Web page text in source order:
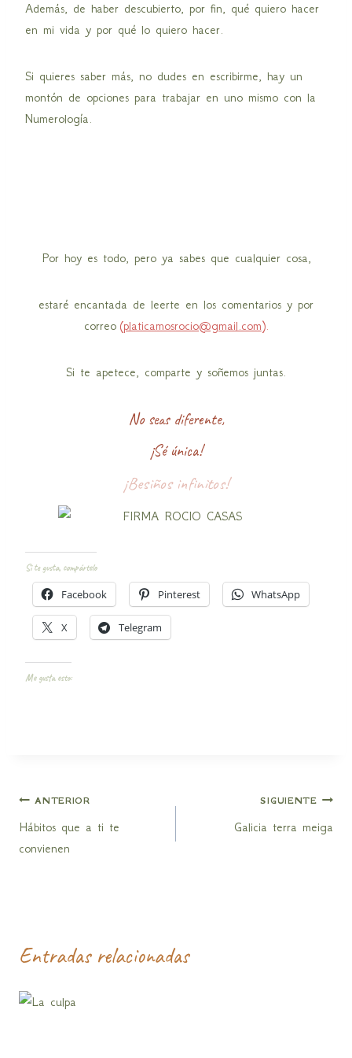
Además, de haber descubierto, por fin, qué quiero hacer
en mi vida y por qué lo quiero hacer.
Si quieres saber más, no dudes en escribirme, hay un
montón de opciones para trabajar en uno mismo con la
Numerología.
Por hoy es todo, pero ya sabes que cualquier cosa,
estaré encantada de leerte en los comentarios y por
correo (platicamosrocio@gmail.com).
Si te apetece, comparte y soñemos juntas.
No seas diferente,
¡Sé única!
¡Besiños infinitos!
Si te gusta, compártelo
Facebook Pinterest WhatsApp
X Telegram
Me gusta esto:
Navegación
de
ANTERIOR
Hábitos que a ti te
convienen
SIGUIENTE
Galicia terra meiga
Entradas relacionadas